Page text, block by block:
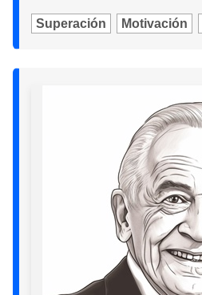
Superación Motivación